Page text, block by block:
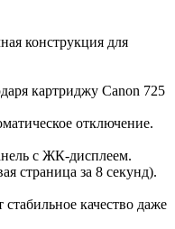
конструкция для
картриджу Canon 725
отключение.
с ЖК-дисплеем.
страница за 8 секунд).
стабильное качество даже